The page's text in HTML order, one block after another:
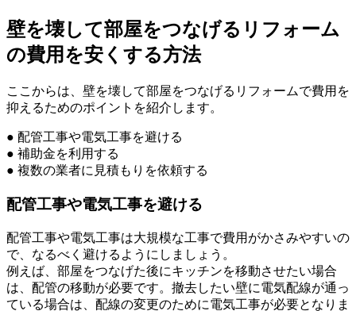
壁を壊して部屋をつなげるリフォーム
の費用を安くする方法
ここからは、壁を壊して部屋をつなげるリフォームで費用を
抑えるためのポイントを紹介します。
● 配管工事や電気工事を避ける
● 補助金を利用する
● 複数の業者に見積もりを依頼する
配管工事や電気工事を避ける
配管工事や電気工事は大規模な工事で費用がかさみやすいの
で、なるべく避けるようにしましょう。
例えば、部屋をつなげた後にキッチンを移動させたい場合
は、配管の移動が必要です。撤去したい壁に電気配線が通っ
ている場合は、配線の変更のために電気工事が必要となりま